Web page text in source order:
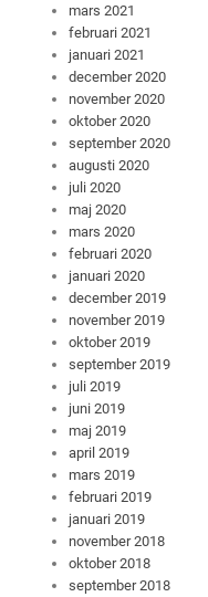
mars 2021
februari 2021
januari 2021
december 2020
november 2020
oktober 2020
september 2020
augusti 2020
juli 2020
maj 2020
mars 2020
februari 2020
januari 2020
december 2019
november 2019
oktober 2019
september 2019
juli 2019
juni 2019
maj 2019
april 2019
mars 2019
februari 2019
januari 2019
november 2018
oktober 2018
september 2018